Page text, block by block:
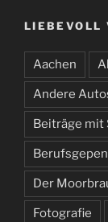
LIEBEVOLL
Aachen
Andere
Beiträge mit
Der
Fotografie